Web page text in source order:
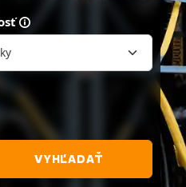
VYHĽADAŤ